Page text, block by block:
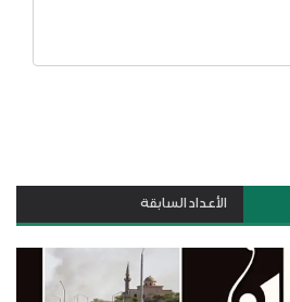
الأعداد السابقة